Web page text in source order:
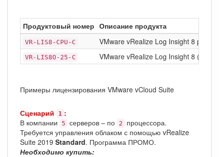
Продуктовый номер Описание продукта
VR-LIS8-CPU-C VMware vRealize Log Insight 8 per
VR-LIS8O-25-C VMware vRealize Log Insight 8 (25
Примеры лицензирования VMware vCloud Suite
Сценарий 1 :
В компании
5 серверов – по 2
процессора.
Требуется управления облаком с помощью vRealize
Suite 2019 Standard. Программа ПРОМО.
Необходимо купить: